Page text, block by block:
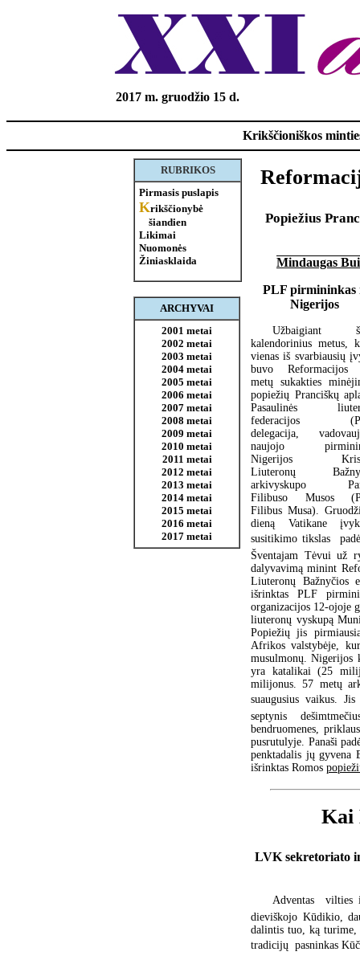
2017 m. gruodžio 15 d.
Krikščioniškos
RUBRIKOS
Pirmasis puslapis
Krikščionybė
šiandien
Likimai
Nuomonės
Žiniasklaida
ARCHYVAI
2001 metai
2002 metai
2003 metai
2004 metai
2005 metai
2006 metai
2007 metai
2008 metai
2009 metai
2010 metai
2011 metai
2012 metai
2013 metai
2014 metai
2015 metai
2016 metai
2017 metai
Popiežius
Mindaugas
PLF pirmininkas
Nigerijos
Užbaigiant
kalendorinius metus,
vienas iš svarbiausių
buvo Reformacijos
metų sukakties
popiežių Pranciškų
Pasaulinės
federacijos
delegacija,
naujojo
Nigerijos
Liuteronų
arkivyskupo
Filibuso Musos
Filibus Musa).
dieną Vatikane
susitikimo tikslas 
Šventajam Tėvui už
dalyvavimą minint
Liuteronų Bažnyčios
išrinktas PLF
organizacijos 12-ojoje
liuteronų vyskupą
Popiežių jis
Afrikos valstybėje,
musulmonų. Nigerijos
yra katalikai (25
milijonus. 57 metų
suaugusius vaikus.
septynis
bendruomenes,
pusrutulyje. Panaši
penktadalis jų gyvena
išrinktas Romos
Kai
LVK sekretoriato
Adventas 
dieviškojo Kūdikio,
dalintis tuo, ką
tradicijų  pasninkas